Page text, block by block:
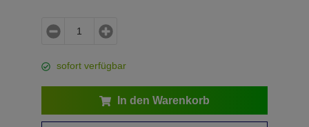
sofort verfügbar
In den Warenkorb